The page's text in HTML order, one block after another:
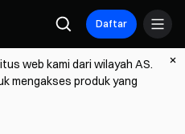
Daftar
web kami dari wilayah AS.
mengakses produk yang